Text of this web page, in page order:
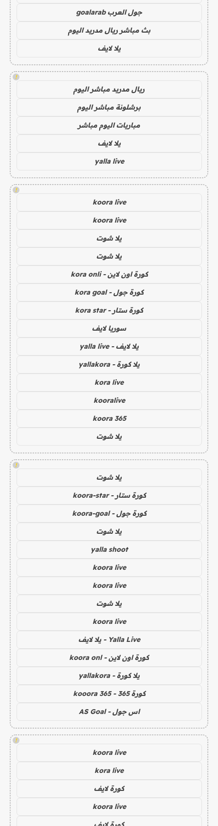
جول العرب goalarab
بث مباشر ريال مدريد اليوم
يلا لايف
!
ريال مدريد مباشر اليوم
برشلونة مباشر اليوم
مباريات اليوم مباشر
يلا لايف
yalla live
!
koora live
koora live
يلا شوت
يلا شوت
كورة اون لاين - kora onli
كورة جول - kora goal
كورة ستار - kora star
سوريا لايف
يلا لايف - yalla live
يلا كورة - yallakora
kora live
kooralive
koora 365
يلا شوت
!
يلا شوت
كورة ستار - koora-star
كورة جول - koora-goal
يلا شوت
yalla shoot
koora live
koora live
يلا شوت
koora live
Yalla Live - يلا لايف
كورة اون لاين - koora onl
يلا كورة - yallakora
كورة 365 - kooora 365
اس جول - AS Goal
!
koora live
kora live
كورة لايف
koora live